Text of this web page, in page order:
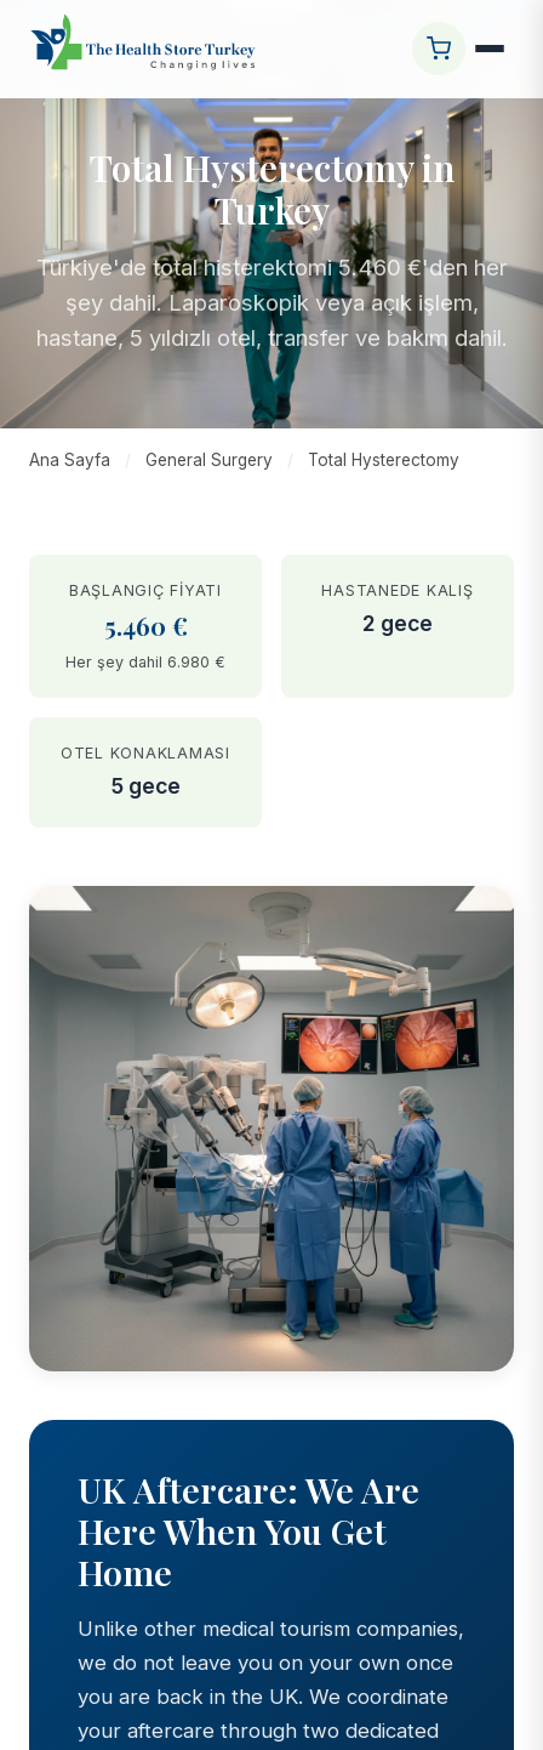
Total Hysterectomy in
Turkey
Türkiye'de total histerektomi 5.460 €'den her
şey dahil. Laparoskopik veya açık işlem,
hastane, 5 yıldızlı otel, transfer ve bakım dahil.
Ana Sayfa / General Surgery / Total Hysterectomy
BAŞLANGIÇ FIYATI
5.460 €
Her şey dahil 6.980 €
HASTANEDE KALIŞ
2 gece
OTEL KONAKLAMASI
5 gece
UK Aftercare: We Are
Here When You Get
Home
Unlike other medical tourism companies,
we do not leave you on your own once
you are back in the UK. We coordinate
your aftercare through two dedicated